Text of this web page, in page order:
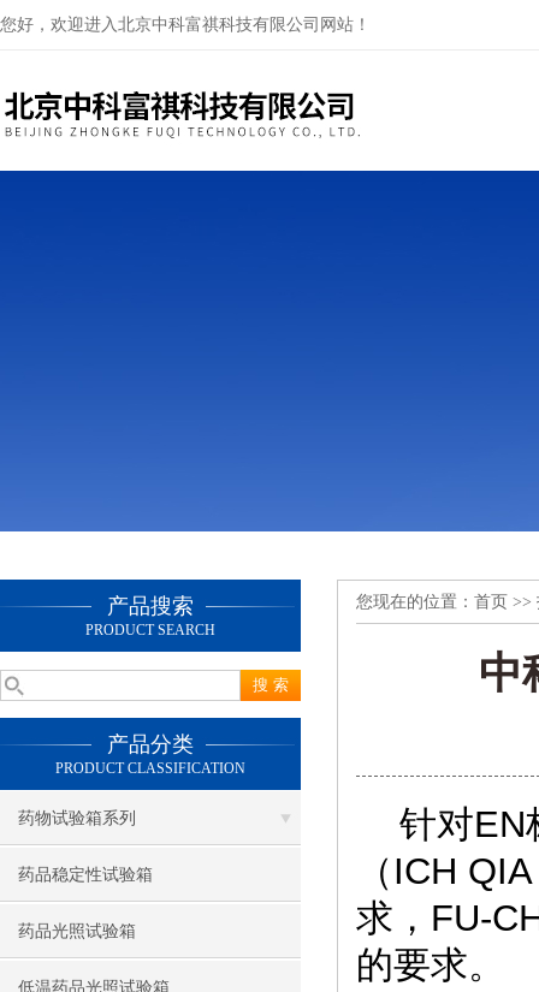
您好，欢迎进入北京中科富祺科技有限公司网站！
产品搜索
PRODUCT SEARCH
产品分类
PRODUCT CLASSIFICATION
药物试验箱系列
药品稳定性试验箱
药品光照试验箱
低温药品光照试验箱
您现在的位置： 首页 >>
中
针对EN
（ICH
求，FU-
的要求。